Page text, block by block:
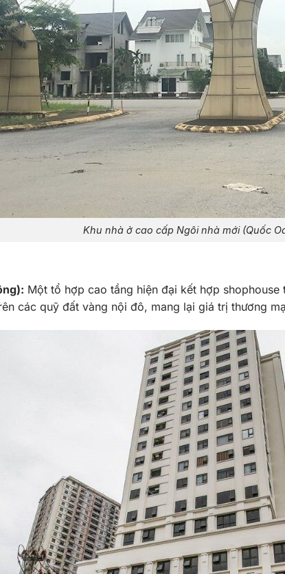
Khu nhà ở cao cấp Ngôi nhà mới (Quốc
Một tổ hợp cao tầng hiện đại kết hợp
các quỹ đất vàng nội đô, mang lại giá trị thương